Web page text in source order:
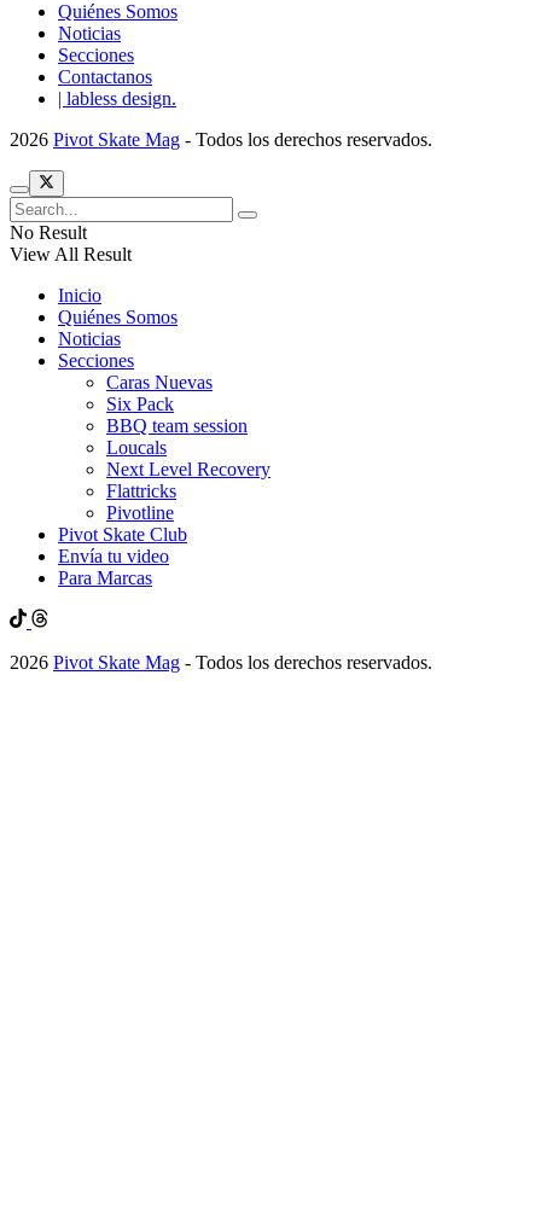
Quiénes Somos
Noticias
Secciones
Contactanos
| labless design.
2026 Pivot Skate Mag - Todos los derechos reservados.
No Result
View All Result
Inicio
Quiénes Somos
Noticias
Secciones
Caras Nuevas
Six Pack
BBQ team session
Loucals
Next Level Recovery
Flattricks
Pivotline
Pivot Skate Club
Envía tu video
Para Marcas
2026 Pivot Skate Mag - Todos los derechos reservados.